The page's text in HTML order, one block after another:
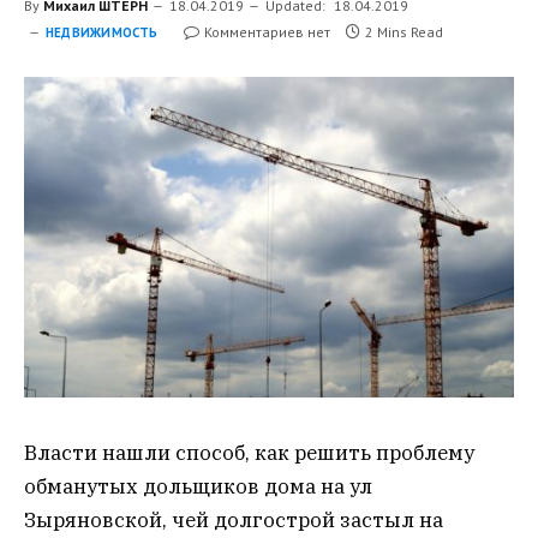
By Михаил ШТЕРН 18.04.2019 Updated: 18.04.2019
НЕДВИЖИМОСТЬ Комментариев нет 2 Mins Read
Власти нашли способ, как решить проблему
обманутых дольщиков дома на ул
Зыряновской, чей долгострой застыл на